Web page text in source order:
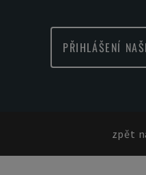
PŘIHLÁŠENÍ
zpět